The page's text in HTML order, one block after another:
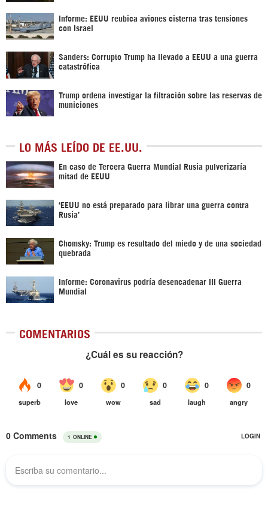
Informe: EEUU reubica aviones cisterna tras tensiones
con Israel
Sanders: Corrupto Trump ha llevado a EEUU a una guerra
catastrófica
Trump ordena investigar la filtración sobre las reservas de
municiones
LO MÁS LEÍDO DE EE.UU.
En caso de Tercera Guerra Mundial Rusia pulverizaría
mitad de EEUU
‘EEUU no está preparado para librar una guerra contra
Rusia’
Chomsky: Trump es resultado del miedo y de una sociedad
quebrada
Informe: Coronavirus podría desencadenar III Guerra
Mundial
COMENTARIOS